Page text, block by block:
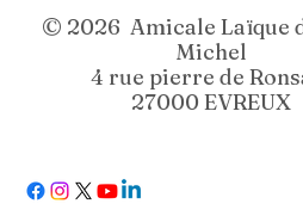
© 2026 Amicale Laïque
Michel
4 rue pierre de
27000 EVREUX